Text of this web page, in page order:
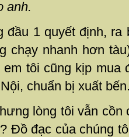
anh.
đầu 1 quyết định, ra
chạy nhanh hơn
em tôi cũng kịp mua
chuẩn bị xuất
lòng tôi vẫn
Đồ đạc của chúng